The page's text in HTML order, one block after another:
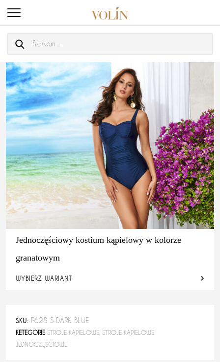
Jednoczęściowy kostium kąpielowy w kolorze
granatowym
WYBIERZ WARIANT
SKU: P628 S DARK BLUE
KETEGORIE STROJE KĄPIELOWE, STROJE KĄPIELOWE
JEDNOCZĘŚCIOWE